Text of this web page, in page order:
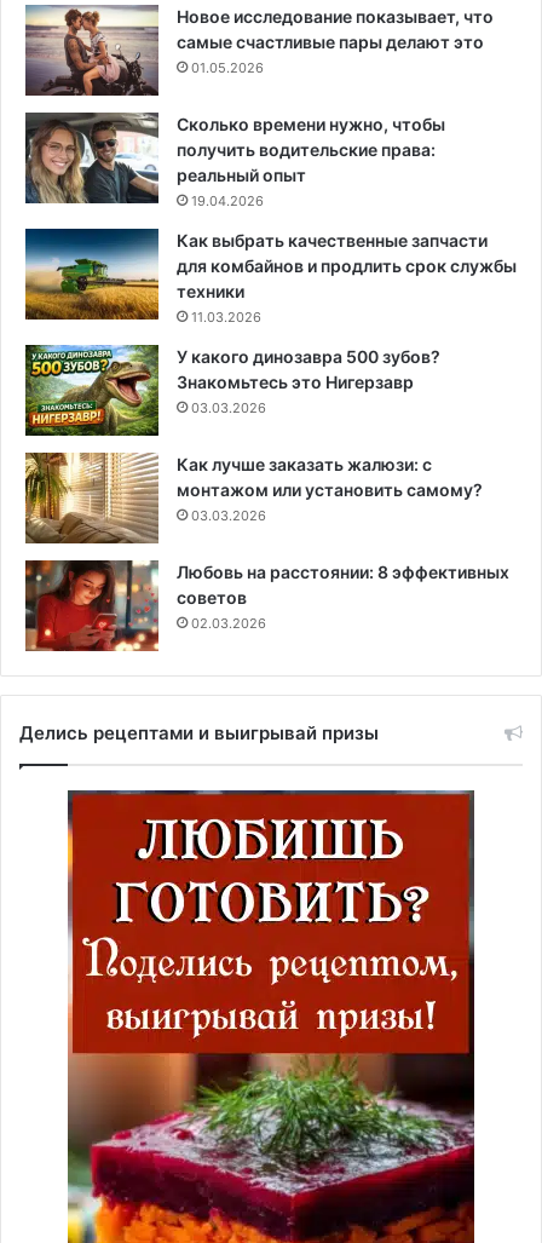
Новое исследование показывает, что
самые счастливые пары делают это
01.05.2026
Сколько времени нужно, чтобы
получить водительские права:
реальный опыт
19.04.2026
Как выбрать качественные запчасти
для комбайнов и продлить срок службы
техники
11.03.2026
У какого динозавра 500 зубов?
Знакомьтесь это Нигерзавр
03.03.2026
Как лучше заказать жалюзи: с
монтажом или установить самому?
03.03.2026
Любовь на расстоянии: 8 эффективных
советов
02.03.2026
Делись рецептами и выигрывай призы